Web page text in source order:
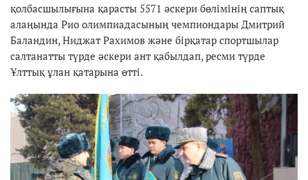
қолбасшылығына қарасты 5571 әскери бөлімінің саптық
алаңында Рио олимпиадасының чемпиондары Дмитрий
Баландин, Ниджат Рахимов және бірқатар спортшылар
салтанатты түрде әскери ант қабылдап, ресми түрде
Ұлттық ұлан қатарына өтті.